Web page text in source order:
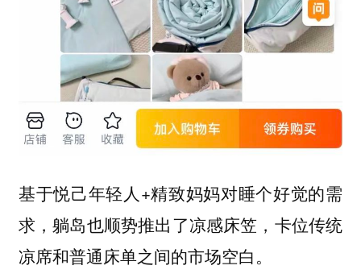
基于悦己年轻人+精致妈妈对睡个好觉的需
求，躺岛也顺势推出了凉感床笠，卡位传统
凉席和普通床单之间的市场空白。